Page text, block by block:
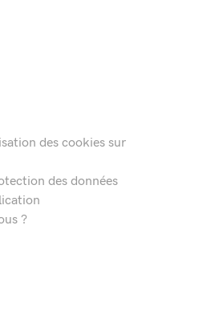
des cookies sur
des données
?